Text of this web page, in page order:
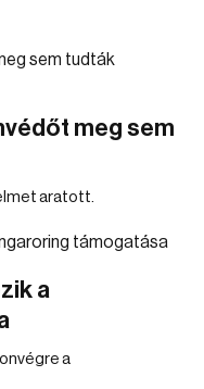
meg sem
aratott.
a
a